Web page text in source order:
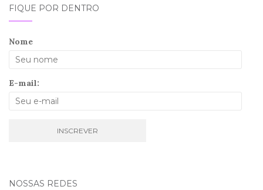
FIQUE POR DENTRO
Nome
E-mail:
NOSSAS REDES